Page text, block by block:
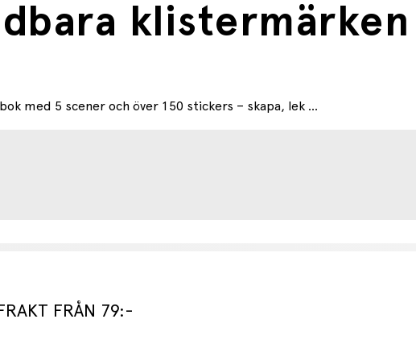
med 5 scener och över 150 stickers – skapa, lek ...
FRÅN 79:-